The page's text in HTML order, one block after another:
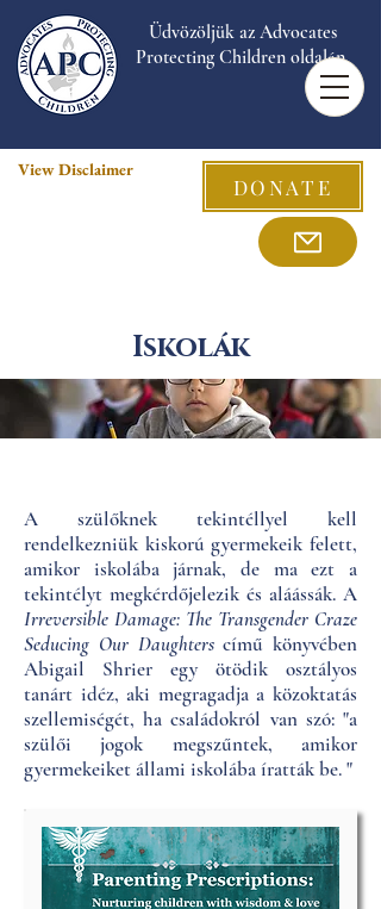
Üdvözöljük az Advocates
Protecting Children oldalán.
View Disclaimer
DONATE
Iskolák
A szülőknek tekintéllyel kell
rendelkezniük kiskorú gyermekeik felett,
amikor iskolába járnak, de ma ezt a
tekintélyt megkérdőjelezik és aláássák. A
Irreversible Damage: The Transgender Craze
Seducing Our Daughters című könyvében
Abigail Shrier egy ötödik osztályos
tanárt idéz, aki megragadja a közoktatás
szellemiségét, ha családokról van szó: "a
szülői jogok megszűntek, amikor
gyermekeiket állami iskolába íratták be. "